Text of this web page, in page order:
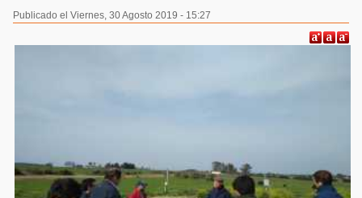
Publicado el Viernes, 30 Agosto 2019 - 15:27